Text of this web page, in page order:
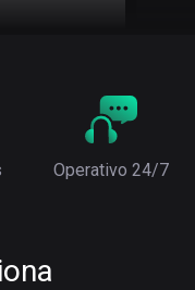
Operativo 24/7